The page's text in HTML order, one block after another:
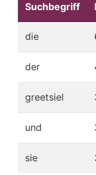
Suchbegriff
die
der
greetsiel
und
sie